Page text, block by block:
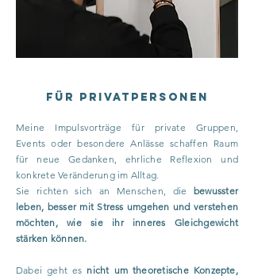
Für Privatpersonen
Meine Impulsvorträge für private Gruppen,
Events oder besondere Anlässe schaffen Raum
für neue Gedanken, ehrliche Reflexion und
konkrete Veränderung im Alltag.
Sie richten sich an Menschen, die bewusster
leben, besser mit Stress umgehen und verstehen
möchten, wie sie ihr inneres Gleichgewicht
stärken können.
Dabei geht es nicht um theoretische Konzepte,